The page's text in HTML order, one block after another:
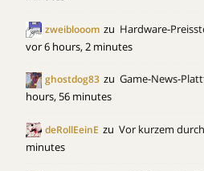
zweiblooom zu Hardware-
vor 6 hours, 2 minutes
ghostdog83 zu Game-News-
hours, 56 minutes
deRollEeinE zu Vor kurzem
minutes